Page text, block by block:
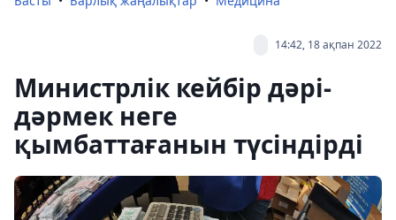
14:42, 18 ақпан 2022
Министрлік кейбір дәрі-
дәрмек неге
қымбаттағанын түсіндірді